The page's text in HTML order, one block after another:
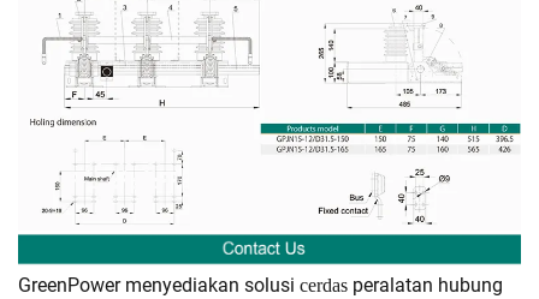
GreenPower menyediakan solusi cerdas peralatan hubung